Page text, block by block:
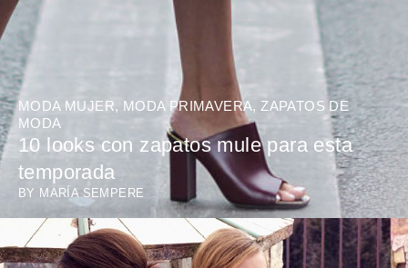
MODA MUJER, MODA PRIMAVERA, ZAPATOS DE
MODA
10 looks con zapatos mule para esta
temporada
BY MARÍA SEMPERE